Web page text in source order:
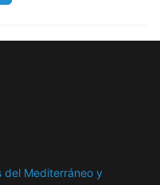
del Mediterráneo y